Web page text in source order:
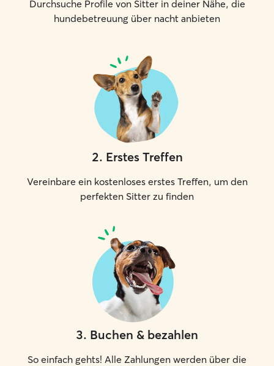
Durchsuche Profile von Sitter in deiner Nähe, die
hundebetreuung über nacht anbieten
2. Erstes Treffen
Vereinbare ein kostenloses erstes Treffen, um den
perfekten Sitter zu finden
3. Buchen & bezahlen
So einfach gehts! Alle Zahlungen werden über die